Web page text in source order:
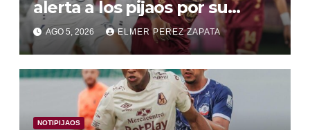
alerta a los pijaos por su
fútbol irregular
AGO 5, 2026 ELMER PEREZ ZAPATA
NOTIPIJAOS